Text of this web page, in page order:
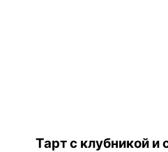
Тарт с клубникой и